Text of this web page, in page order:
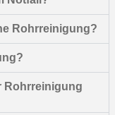
Rohrreinigung?
Rohrreinigung